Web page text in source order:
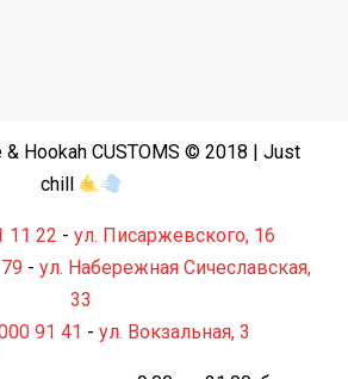
Hookah CUSTOMS © 2018 | Just
chill
11 22 - ул. Писаржевского, 16
- ул. Набережная Сичеславская,
33
91 41 - ул. Вокзальная, 3